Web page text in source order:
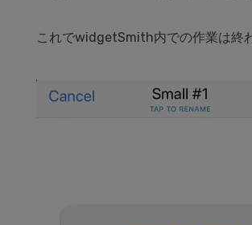
これでwidgetSmith内での作業は終